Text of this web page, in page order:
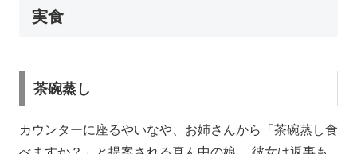
実食
茶碗蒸し
カウンターに座るやいなや、お姉さんから「茶碗蒸し食